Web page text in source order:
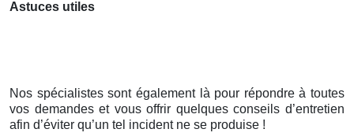
Astuces utiles
Nos spécialistes sont également là pour répondre à toutes
vos demandes et vous offrir quelques conseils d’entretien
afin d’éviter qu’un tel incident ne se produise !